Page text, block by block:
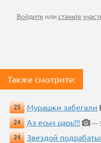
Войдите илистаньте
Также смотрите:
25 Мурашки забегали
24
Аз есьм царь!!!
—
24
Звездой